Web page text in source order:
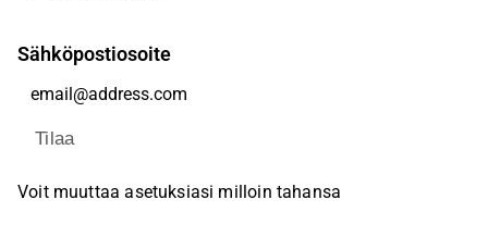
Sähköpostiosoite
Tilaa
Voit muuttaa asetuksiasi milloin tahansa